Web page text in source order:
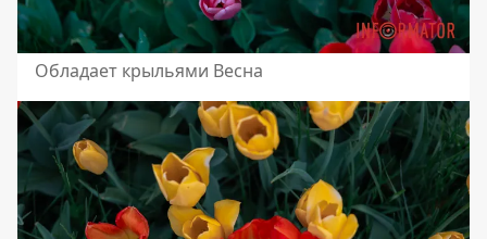
Обладает крыльями Весна